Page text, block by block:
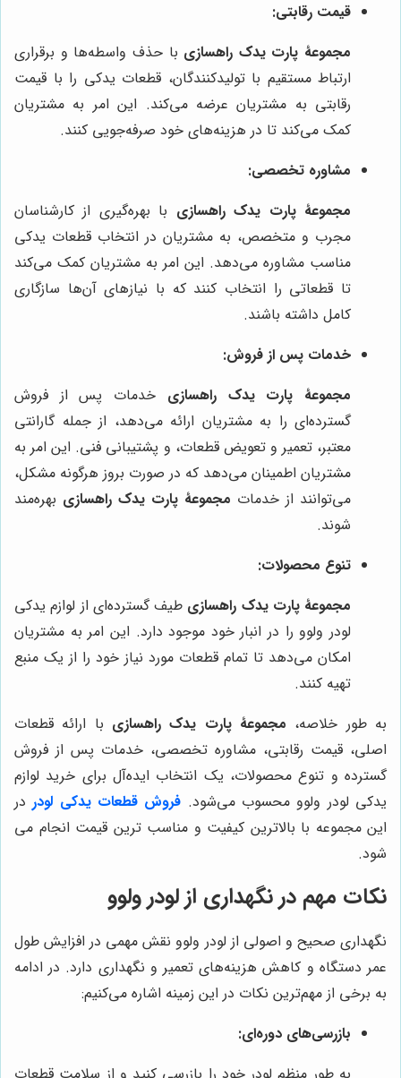
قیمت رقابتی:
مجموعۀ پارت یدک راهسازی با حذف واسطه‌ها و برقراری
ارتباط مستقیم با تولیدکنندگان، قطعات یدکی را با قیمت
رقابتی به مشتریان عرضه می‌کند. این امر به مشتریان
کمک می‌کند تا در هزینه‌های خود صرفه‌جویی کنند.
مشاوره تخصصی:
مجموعۀ پارت یدک راهسازی با بهره‌گیری از کارشناسان
مجرب و متخصص، به مشتریان در انتخاب قطعات یدکی
مناسب مشاوره می‌دهد. این امر به مشتریان کمک می‌کند
تا قطعاتی را انتخاب کنند که با نیازهای آن‌ها سازگاری
کامل داشته باشند.
خدمات پس از فروش:
مجموعۀ پارت یدک راهسازی خدمات پس از فروش
گسترده‌ای را به مشتریان ارائه می‌دهد، از جمله گارانتی
معتبر، تعمیر و تعویض قطعات، و پشتیبانی فنی. این امر به
مشتریان اطمینان می‌دهد که در صورت بروز هرگونه مشکل،
می‌توانند از خدمات مجموعۀ پارت یدک راهسازی بهره‌مند
شوند.
تنوع محصولات:
مجموعۀ پارت یدک راهسازی طیف گسترده‌ای از لوازم یدکی
لودر ولوو را در انبار خود موجود دارد. این امر به مشتریان
امکان می‌دهد تا تمام قطعات مورد نیاز خود را از یک منبع
تهیه کنند.
به طور خلاصه، مجموعۀ پارت یدک راهسازی با ارائه قطعات
اصلی، قیمت رقابتی، مشاوره تخصصی، خدمات پس از فروش
گسترده و تنوع محصولات، یک انتخاب ایده‌آل برای خرید لوازم
یدکی لودر ولوو محسوب می‌شود. فروش قطعات یدکی لودردر
این مجموعه با بالاترین کیفیت و مناسب ترین قیمت انجام می
شود.
نکات مهم در نگهداری از لودر ولوو
نگهداری صحیح و اصولی از لودر ولوو نقش مهمی در افزایش طول
عمر دستگاه و کاهش هزینه‌های تعمیر و نگهداری دارد. در ادامه
به برخی از مهم‌ترین نکات در این زمینه اشاره می‌کنیم:
بازرسی‌های دوره‌ای: